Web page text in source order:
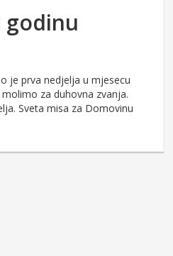
godinu
je prva nedjelja u mjesecu
za duhovna zvanja.
Sveta misa za Domovinu